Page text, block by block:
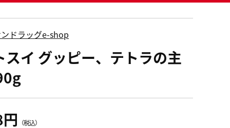
ドラッグe-shop
スイ グッピー、テトラの主
（税込）